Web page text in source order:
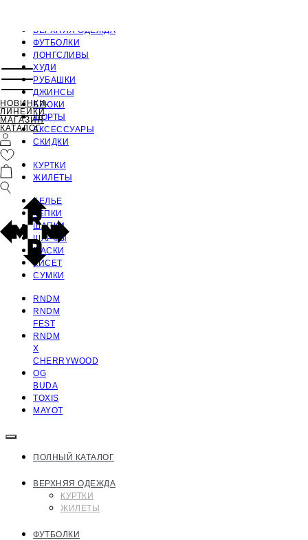
НОВИНКИ
ЛИНЕЙКИ
МАГАЗИН
КАТАЛОГ
ВЕРХНЯЯ ОДЕЖДА
ФУТБОЛКИ
ЛОНГСЛИВЫ
ХУДИ
РУБАШКИ
ДЖИНСЫ
БРЮКИ
ШОРТЫ
АКСЕССУАРЫ
СКИДКИ
КУРТКИ
ЖИЛЕТЫ
БЕЛЬЕ
КЕПКИ
ШАПКИ
ШАРФЫ
МАСКИ
КИСЕТ
СУМКИ
RNDM
RNDM
FEST
RNDM
X
CHERRYWOOD
OG
BUDA
TOXIS
MAYOT
ПОЛНЫЙ КАТАЛОГ
ВЕРХНЯЯ ОДЕЖДА
КУРТКИ
ЖИЛЕТЫ
ФУТБОЛКИ